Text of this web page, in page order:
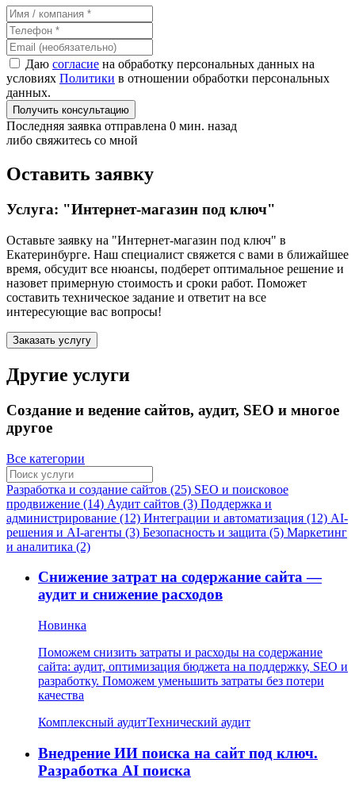
Даю согласие на обработку персональных данных на
условиях Политики в отношении обработки персональных
данных.
Получить консультацию
Последняя заявка отправлена 0 мин. назад
либо свяжитесь со мной
Оставить заявку
Услуга: "Интернет-магазин под ключ"
Оставьте заявку на "Интернет-магазин под ключ" в
Екатеринбурге. Наш специалист свяжется с вами в ближайшее
время, обсудит все нюансы, подберет оптимальное решение и
назовет примерную стоимость и сроки работ. Поможет
составить техническое задание и ответит на все
интересующие вас вопросы!
Заказать услугу
Другие услуги
Создание и ведение сайтов, аудит, SEO и многое
другое
Все категории
Разработка и создание сайтов (25) SEO и поисковое
продвижение (14) Аудит сайтов (3) Поддержка и
администрирование (12) Интеграции и автоматизация (12) AI-
решения и AI-агенты (3) Безопасность и защита (5) Маркетинг
и аналитика (2)
Снижение затрат на содержание сайта —
аудит и снижение расходов
Новинка
Поможем снизить затраты и расходы на содержание
сайта: аудит, оптимизация бюджета на поддержку, SEO и
разработку. Поможем уменьшить затраты без потери
качества
Комплексный аудитТехнический аудит
Внедрение ИИ поиска на сайт под ключ.
Разработка AI поиска